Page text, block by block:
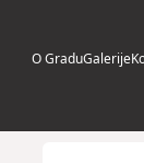
O GraduGalerije